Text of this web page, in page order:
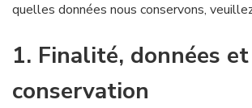
quelles données nous conservons,
1. Finalité, données
conservation